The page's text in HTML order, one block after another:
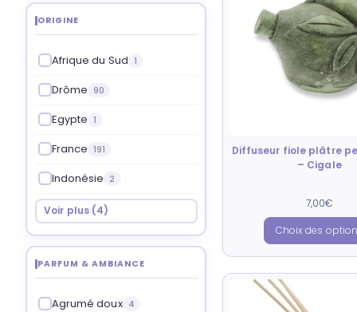
ORIGINE
Afrique du Sud 1
Drôme 90
Egypte 1
France 191
Indonésie 2
Voir plus (4)
PARFUM & AMBIANCE
Agrumé doux 4
Diffuseur fiole plâtre
– Cigale
Note
5.00
sur 5
7,00€
Choix des